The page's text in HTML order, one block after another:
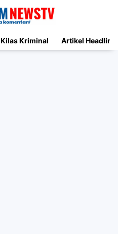
Kilas Kriminal Artikel Headline